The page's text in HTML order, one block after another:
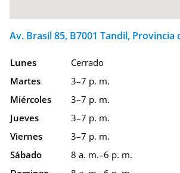
Av. Brasil 85, B7001 Tandil, Provincia
Lunes
Cerrado
Martes
3–7 p. m.
Miércoles
3–7 p. m.
Jueves
3–7 p. m.
Viernes
3–7 p. m.
Sábado
8 a. m.–6 p. m.